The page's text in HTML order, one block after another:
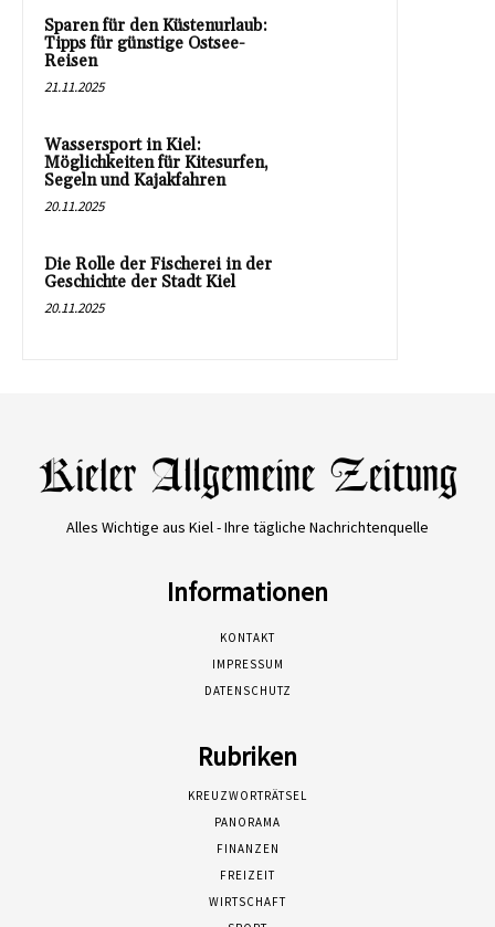
Sparen für den Küstenurlaub:
Tipps für günstige Ostsee-
Reisen
21.11.2025
Wassersport in Kiel:
Möglichkeiten für Kitesurfen,
Segeln und Kajakfahren
20.11.2025
Die Rolle der Fischerei in der
Geschichte der Stadt Kiel
20.11.2025
Alles Wichtige aus Kiel - Ihre tägliche Nachrichtenquelle
Informationen
KONTAKT
IMPRESSUM
DATENSCHUTZ
Rubriken
KREUZWORTRÄTSEL
PANORAMA
FINANZEN
FREIZEIT
WIRTSCHAFT